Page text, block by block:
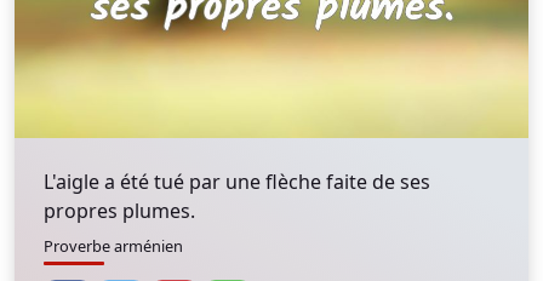
L'aigle a été tué par une flèche faite de ses
propres plumes.
Proverbe arménien